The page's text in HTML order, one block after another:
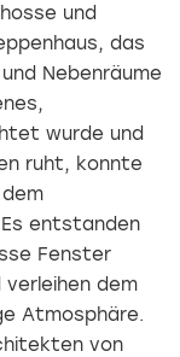
und
das
Nebenräume
wurde und
ruht, konnte
entstanden
Fenster
verleihen dem
Atmosphäre.
von